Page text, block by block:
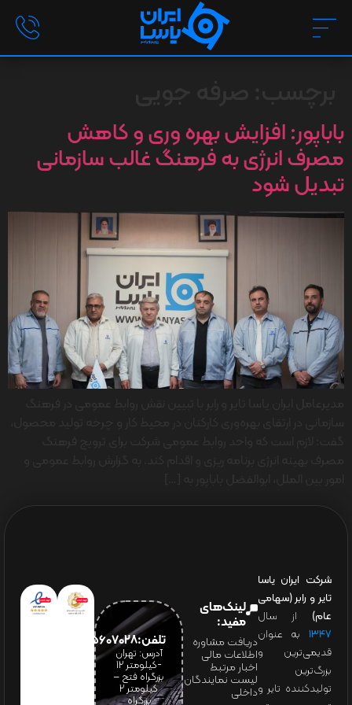
باباپور: افزایش بهره وری و کاهش
مصرف انرژی به فرهنگ غالب سازمانی
تبدیل شود
شرکت ایران یاسا
تایر و رابر (سهامی
عام) از سال
۱۳۴۷ به عنوان
قدیمی‌ترین و
بزرگ‌ترین
تولیدکننده تایر و
لینک‌های
مفید:
دریافت مشاوره
اطلاعات مالی
اخبار مرتبط
لیست نمایندگان
داخلی
تلفن:65607028(021)
آدرس: تهران
-کیلومتر 12
بزرگراه فتح –
کیلومتر ۲
بزرگراه